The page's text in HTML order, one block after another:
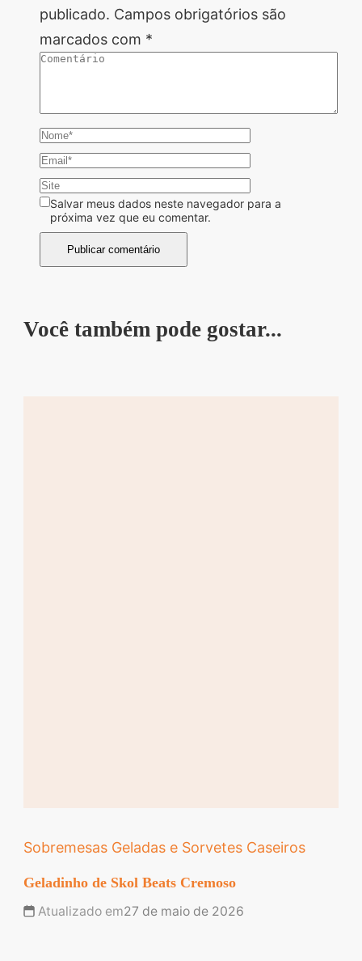
publicado. Campos obrigatórios são
marcados com *
Salvar meus dados neste navegador para a
próxima vez que eu comentar.
Você também pode gostar...
Sobremesas Geladas e Sorvetes Caseiros
Geladinho de Skol Beats Cremoso
Atualizado em27 de maio de 2026